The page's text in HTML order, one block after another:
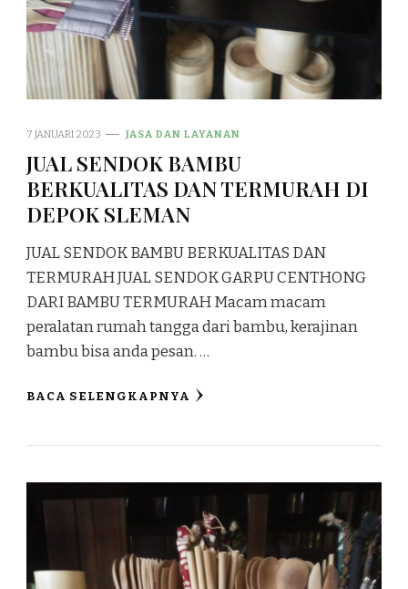
7 JANUARI 2023 JASA DAN LAYANAN
JUAL SENDOK BAMBU
BERKUALITAS DAN TERMURAH DI
DEPOK SLEMAN
JUAL SENDOK BAMBU BERKUALITAS DAN
TERMURAH JUAL SENDOK GARPU CENTHONG
DARI BAMBU TERMURAH Macam macam
peralatan rumah tangga dari bambu, kerajinan
bambu bisa anda pesan. …
BACA SELENGKAPNYA